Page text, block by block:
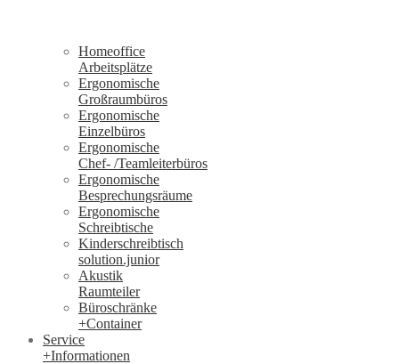
Homeoffice
Arbeitsplätze
Ergonomische
Großraumbüros
Ergonomische
Einzelbüros
Ergonomische
Chef- /Teamleiterbüros
Ergonomische
Besprechungsräume
Ergonomische
Schreibtische
Kinderschreibtisch
solution.junior
Akustik
Raumteiler
Büroschränke
+Container
Service
+Informationen